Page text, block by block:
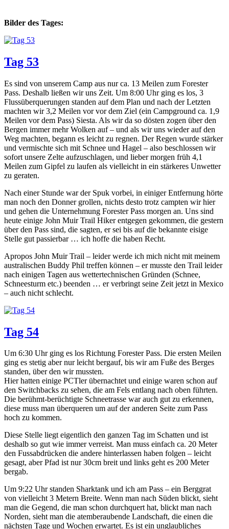
Bilder des Tages:
Tag 53
Es sind von unserem Camp aus nur ca. 13 Meilen zum Forester
Pass. Deshalb ließen wir uns Zeit. Um 8:00 Uhr ging es los, 3
Flussüberquerungen standen auf dem Plan und nach der Letzten
machten wir 3,2 Meilen vor vor dem Ziel (ein Campground ca. 1,9
Meilen vor dem Pass) Siesta. Als wir da so dösten zogen über den
Bergen immer mehr Wolken auf – und als wir uns wieder auf den
Weg machten, begann es leicht zu regnen. Der Regen wurde stärker
und vermischte sich mit Schnee und Hagel – also beschlossen wir
sofort unsere Zelte aufzuschlagen, und lieber morgen früh 4,1
Meilen zum Gipfel zu laufen als vielleicht in ein stärkeres Unwetter
zu geraten.
Nach einer Stunde war der Spuk vorbei, in einiger Entfernung hörte
man noch den Donner grollen, nichts desto trotz campten wir hier
und gehen die Unternehmung Forester Pass morgen an. Uns sind
heute einige John Muir Trail Hiker entgegen gekommen, die gestern
über den Pass sind, die sagten, er sei bis auf die bekannte eisige
Stelle gut passierbar … ich hoffe die haben Recht.
Apropos John Muir Trail – leider werde ich mich nicht mit meinem
australischen Buddy Phil treffen können – er musste den Trail leider
nach einigen Tagen aus wettertechnischen Gründen (Schnee,
Schneesturm etc.) beenden … er verbringt seine Zeit jetzt in Mexico
– auch nicht schlecht.
Tag 54
Um 6:30 Uhr ging es los Richtung Forester Pass. Die ersten Meilen
ging es stetig aber nur leicht bergauf, bis wir am Fuße des Berges
standen, über den wir mussten.
Hier hatten einige PCTler übernachtet und einige waren schon auf
den Switchbacks zu sehen, die am Fels entlang nach oben führten.
Die berühmt-berüchtigte Schneetrasse war auch gut zu erkennen,
diese muss man überqueren um auf der anderen Seite zum Pass
hoch zu kommen.
Diese Stelle liegt eigentlich den ganzen Tag im Schatten und ist
deshalb so gut wie immer verreist. Man muss einfach ca. 20 Meter
den Fussabdrücken die andere hinterlassen haben folgen – leicht
gesagt, aber Pfad ist nur 30cm breit und links geht es 200 Meter
bergab.
Um 9:22 Uhr standen Sharktank und ich am Pass – ein Berggrat
von vielleicht 3 Metern Breite. Wenn man nach Süden blickt, sieht
man die Gegend, die man schon durchquert hat, blickt man nach
Norden, sieht man die atemberaubende Landschaft, die einen die
nächsten Tage und Wochen erwartet. Es ist ein unglaubliches